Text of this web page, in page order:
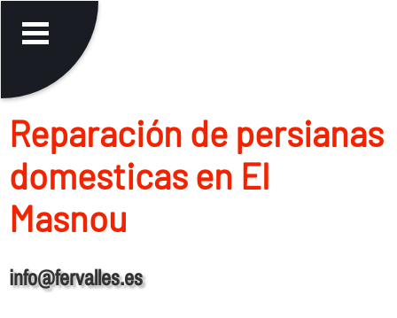
Reparación de persianas
domesticas en El
Masnou
info@fervalles.es